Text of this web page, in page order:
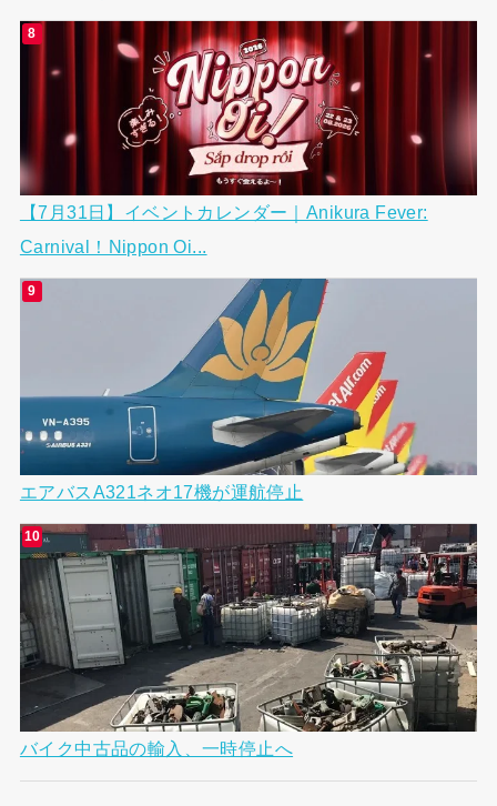
【7月31日】イベントカレンダー｜Anikura Fever:
Carnival！Nippon Oi...
エアバスA321ネオ17機が運航停止
バイク中古品の輸入、一時停止へ